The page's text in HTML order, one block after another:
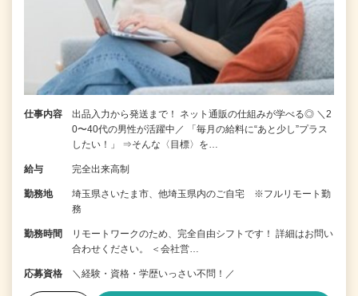
仕事内容
出品入力から発送まで！ ネット通販の仕組みが学べる◎ ＼2
0〜40代の男性が活躍中／ 「毎月の給料に“あと少し”プラス
したい！」 ⇒そんな〈目標〉を…
給与 完全出来高制
勤務地
埼玉県さいたま市、他埼玉県内のご自宅 ※フルリモート勤
務
勤務時間
リモートワークのため、完全自由シフトです！ 詳細はお問い
合わせください。 ＜会社営…
応募資格 ＼経験・資格・学歴いっさい不問！／